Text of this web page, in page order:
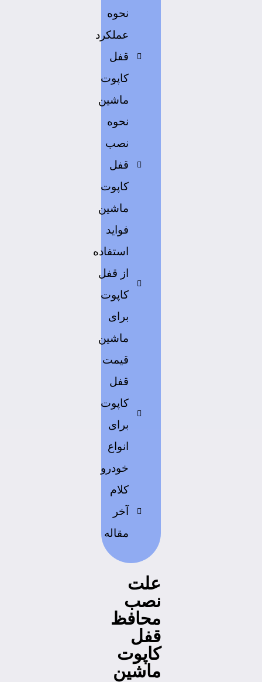
نحوه
عملکرد
قفل
کاپوت
ماشین
نحوه
نصب
قفل
کاپوت
ماشین
فواید
استفاده
از قفل
کاپوت
برای
ماشین
قیمت
قفل
کاپوت
برای
انواع
خودرو
کلام
آخر
مقاله
علت
نصب
محافظ
قفل
کاپوت
ماشین